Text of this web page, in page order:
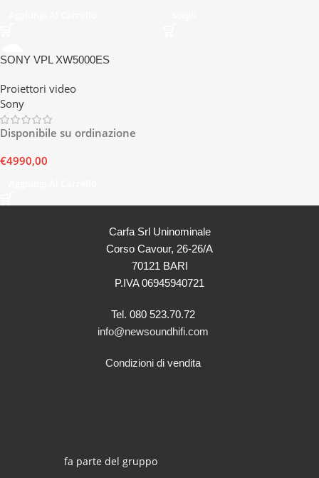
SONY VPL XW5000ES
Proiettori video
Sony
Disponibile su ordinazione
€4990,00
Carfa Srl Uninominale
Corso Cavour, 26-26/A
70121 BARI
P.IVA 06945940721
Tel. 080 523.70.72
info@newsoundhifi.com
Condizioni di vendita
fa parte del gruppo